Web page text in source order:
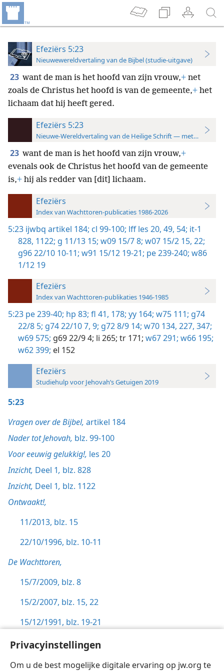
Privacyinstellingen
Om u de best mogelijke digitale ervaring op jw.org te
Efeziërs 5:23
Nieuwewereldvertaling van de Bijbel (studie-uitgave)
23 want de man is het hoofd van zijn vrouw,+ net
zoals de Christus het hoofd is van de gemeente,+ het
lichaam dat hij heeft gered.
Efeziërs 5:23
Nieuwe-Wereldvertaling van de Heilige Schrift — met
23 want de man is het hoofd van zijn vrouw,+
evenals ook de Christus het hoofd van de gemeente
is,+ hij als redder van [dit] lichaam.
Efeziërs
Index van Wachttoren-publicaties 1986-2026
5:23 ijwbq artikel 184; cl 99-100; lff les 20, 49, 54; it-1
828, 1122; g 11/13 15; w09 15/7 8; w07 15/2 15, 22;
g96 22/10 10-11; w91 15/12 19-21; pe 239-240; w86
1/12 19
Efeziërs
Index van Wachttoren-publikaties 1946-1985
5:23 pe 239-40; hp 83; fl 41, 178; yy 164; w75 111; g74
22/8 5; g74 22/10 7, 9; g72 8/9 14; w70 134, 227, 347;
w69 575; g69 22/9 4; li 265; tr 171; w67 291; w66 195;
w62 399; el 152
Efeziërs
Studiehulp voor Jehovah’s Getuigen 2019
5:23
Vragen over de Bijbel, artikel 184
Nader tot Jehovah, blz. 99-100
Voor eeuwig gelukkig!, les 20
Inzicht, Deel 1, blz. 828
Inzicht, Deel 1, blz. 1122
Ontwaakt!,
11/2013, blz. 15
22/10/1996, blz. 10-11
De Wachttoren,
15/7/2009, blz. 8
15/2/2007, blz. 15, 22
15/12/1991, blz. 19-21
1/12/1986, blz. 19
Eeuwig leven,blz. 239-240